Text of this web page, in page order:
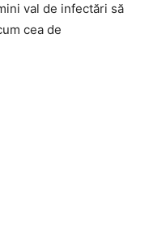
val de infectări să
cea de